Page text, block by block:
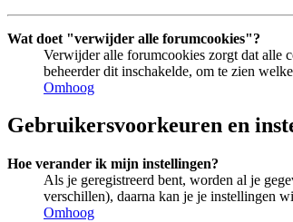
Wat doet "verwijder alle forumcookies"?
Verwijder alle forumcookies zorgt dat alle
beheerder dit inschakelde, om te zien
Omhoog
Gebruikersvoorkeuren en
Hoe verander ik mijn instellingen?
Als je geregistreerd bent, worden al je
verschillen), daarna kan je je instellingen
Omhoog